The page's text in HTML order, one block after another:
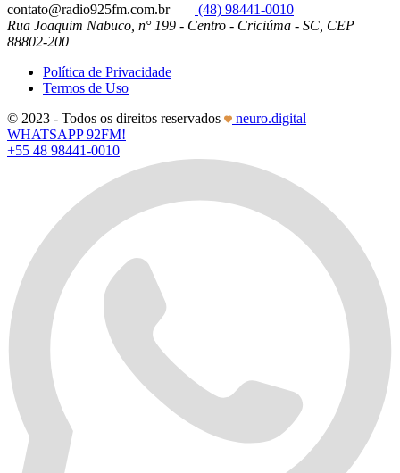
contato@radio925fm.com.br
(48) 98441-0010
Rua Joaquim Nabuco, n° 199 - Centro - Criciúma - SC, CEP
88802-200
Política de Privacidade
Termos de Uso
© 2023 - Todos os direitos reservados
neuro.digital
WHATSAPP 92FM!
+55 48 98441-0010